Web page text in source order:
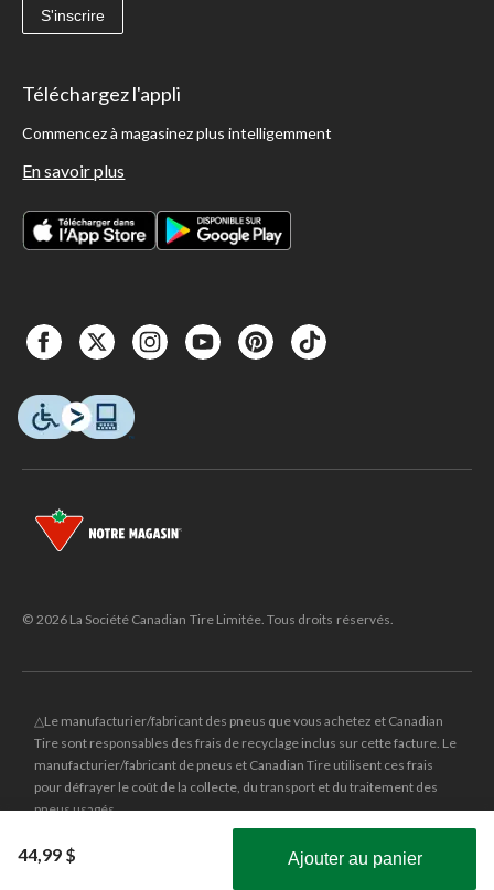
44,99 $ Ajouter au panier
Obtenez les plus récentes offres!
S'inscrire
Téléchargez l'appli
Commencez à magasinez plus intelligemment
En savoir plus
© 2026 La Société Canadian Tire Limitée. Tous droits réservés.
△Le manufacturier/fabricant des pneus que vous achetez et Canadian
Tire sont responsables des frais de recyclage inclus sur cette facture. Le
manufacturier/fabricant de pneus et Canadian Tire utilisent ces frais
pour défrayer le coût de la collecte, du transport et du traitement des
pneus usagés.
et le logo du triangle CANADIAN TIRE sont des
marques de commerce déposées de la Société Canadian Tire Limitée.